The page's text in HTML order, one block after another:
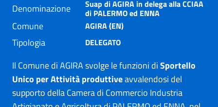
Denominazione Suap di AGIRA in delega alla CCIAA
di PALERMO ed ENNA
Comune AGIRA (EN)
Tipologia DELEGATO
Il Comune di AGIRA svolge le funzioni diSportello
Unico per Attività produttiveavvalendosi del
supporto della Camera di Commercio Industria